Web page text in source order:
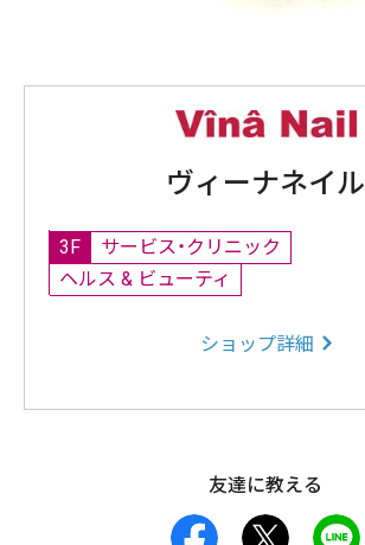
ヴィーナネイル
3F
サービス・クリニック
ヘルス & ビューティ
ショップ詳細
友達に教える
facebook